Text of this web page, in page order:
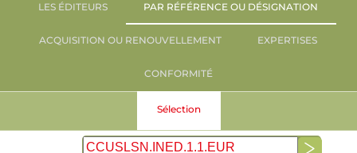
LES ÉDITEURS PAR RÉFÉRENCE OU DÉSIGNATION
ACQUISITION OU RENOUVELLEMENT EXPERTISES
CONFORMITÉ
Sélection